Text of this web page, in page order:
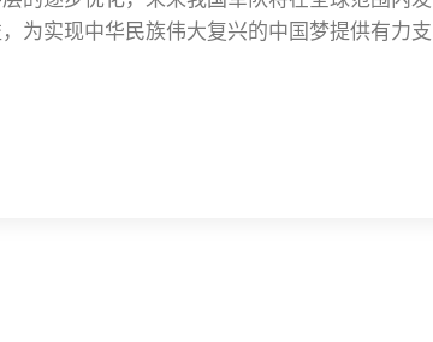
为实现中华民族伟大复兴的中国梦提供有力支